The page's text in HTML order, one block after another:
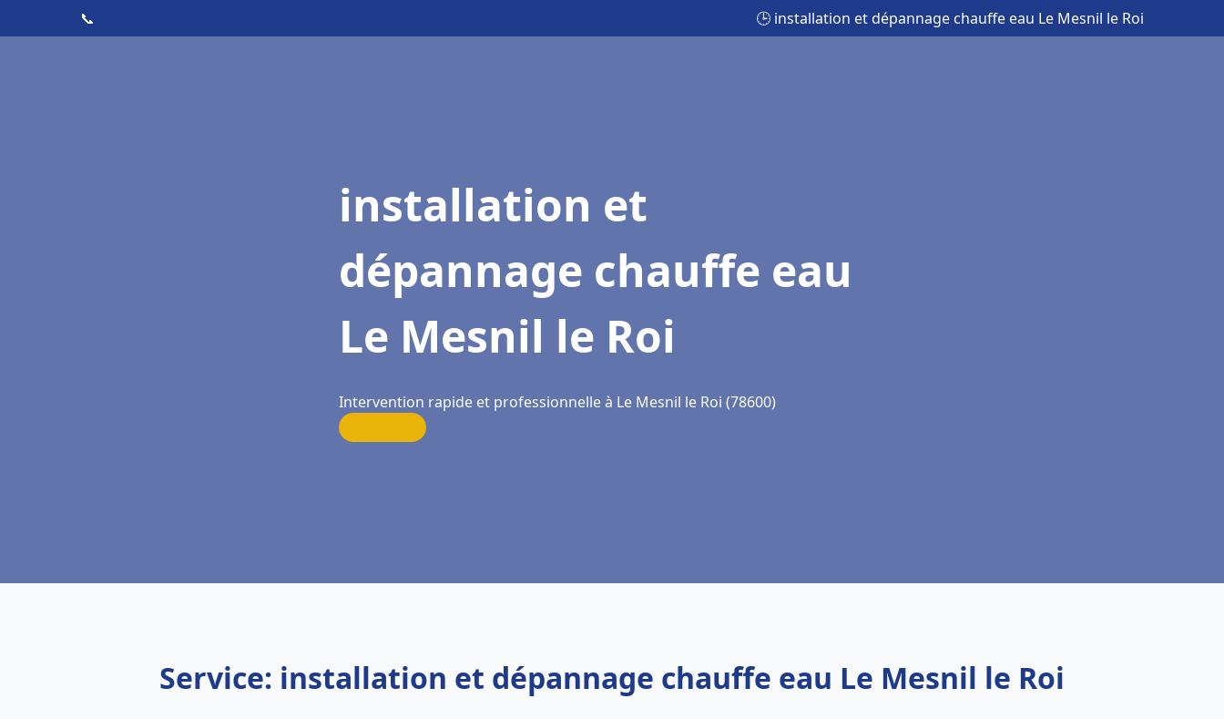
📞 🕒 installation et dépannage chauffe eau Le Mesnil le Roi
installation et
dépannage chauffe eau
Le Mesnil le Roi
Intervention rapide et professionnelle à Le Mesnil le Roi (78600)
Service: installation et dépannage chauffe eau Le Mesnil le Roi